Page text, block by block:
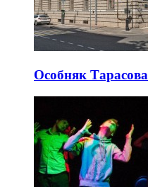
Особняк Тарасова